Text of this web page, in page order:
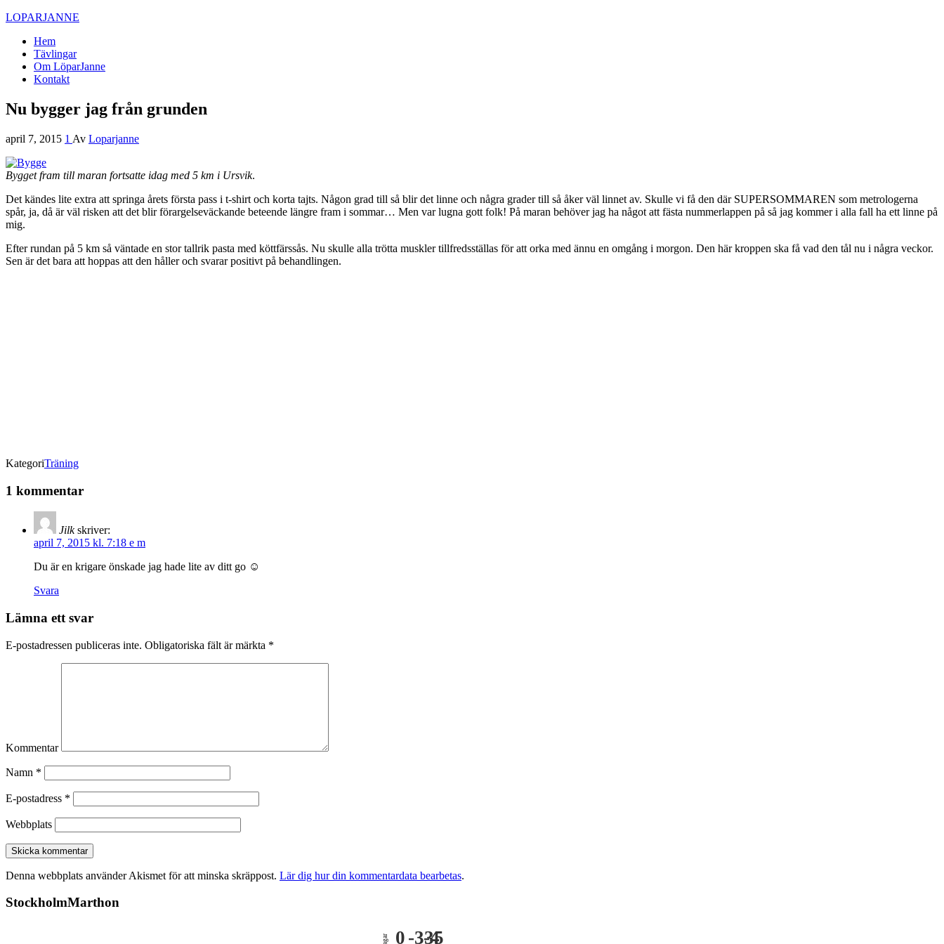
LOPARJANNE
Hem
Tävlingar
Om LöparJanne
Kontakt
Nu bygger jag från grunden
april 7, 2015 1 Av Loparjanne
Bygget fram till maran fortsatte idag med 5 km i Ursvik.
Det kändes lite extra att springa årets första pass i t-shirt och korta tajts. Någon grad till så blir det linne och några grader till så åker väl linnet av. Skulle vi få den där SUPERSOMMAREN som metrologerna
spår, ja, då är väl risken att det blir förargelseväckande beteende längre fram i sommar… Men var lugna gott folk! På maran behöver jag ha något att fästa nummerlappen på så jag kommer i alla fall ha ett linne på
mig.
Efter rundan på 5 km så väntade en stor tallrik pasta med köttfärssås. Nu skulle alla trötta muskler tillfredsställas för att orka med ännu en omgång i morgon. Den här kroppen ska få vad den tål nu i några veckor.
Sen är det bara att hoppas att den håller och svarar positivt på behandlingen.
KategoriTräning
1 kommentar
Jilk skriver:
april 7, 2015 kl. 7:18 e m
Du är en krigare önskade jag hade lite av ditt go ☺
Svara
Lämna ett svar
E-postadressen publiceras inte. Obligatoriska fält är märkta *
Kommentar
Namn *
E-postadress *
Webbplats
Denna webbplats använder Akismet för att minska skräppost. Lär dig hur din kommentardata bearbetas.
StockholmMarthon
dagar 0 -335
-4